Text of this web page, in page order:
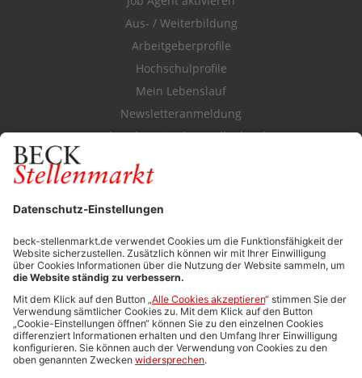
Aus- / Weiterbildung
Arbeitgeberprofile
Hochschulprofile
Mein Lebenslauf
Newsletteranmeldung
Durchsuchen Sie den Stellenkatalog
FÜR ARBEITGEBER
Stellenmarktpreise
Anzeigen-AGB
Media-Daten
Newsletteranmeldung
Produktübersicht
ALLGEMEIN